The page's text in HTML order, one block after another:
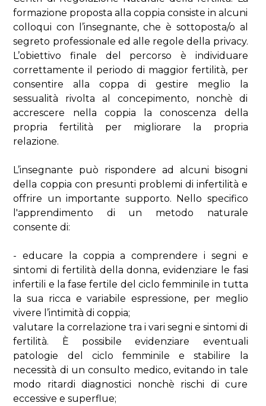
formazione proposta alla coppia consiste in alcuni
colloqui con l’insegnante, che è sottoposta/o al
segreto professionale ed alle regole della privacy.
L’obiettivo finale del percorso è individuare
correttamente il periodo di maggior fertilità, per
consentire alla coppa di gestire meglio la
sessualità rivolta al concepimento, nonchè di
accrescere nella coppia la conoscenza della
propria fertilità per migliorare la propria
relazione.
L’insegnante può rispondere ad alcuni bisogni
della coppia con presunti problemi di infertilità e
offrire un importante supporto. Nello specifico
l'apprendimento di un metodo naturale
consente di:
- educare la coppia a comprendere i segni e
sintomi di fertilità della donna, evidenziare le fasi
infertili e la fase fertile del ciclo femminile in tutta
la sua ricca e variabile espressione, per meglio
vivere l’intimità di coppia;
valutare la correlazione tra i vari segni e sintomi di
fertilità. È possibile evidenziare eventuali
patologie del ciclo femminile e stabilire la
necessità di un consulto medico, evitando in tale
modo ritardi diagnostici nonchè rischi di cure
eccessive e superflue;